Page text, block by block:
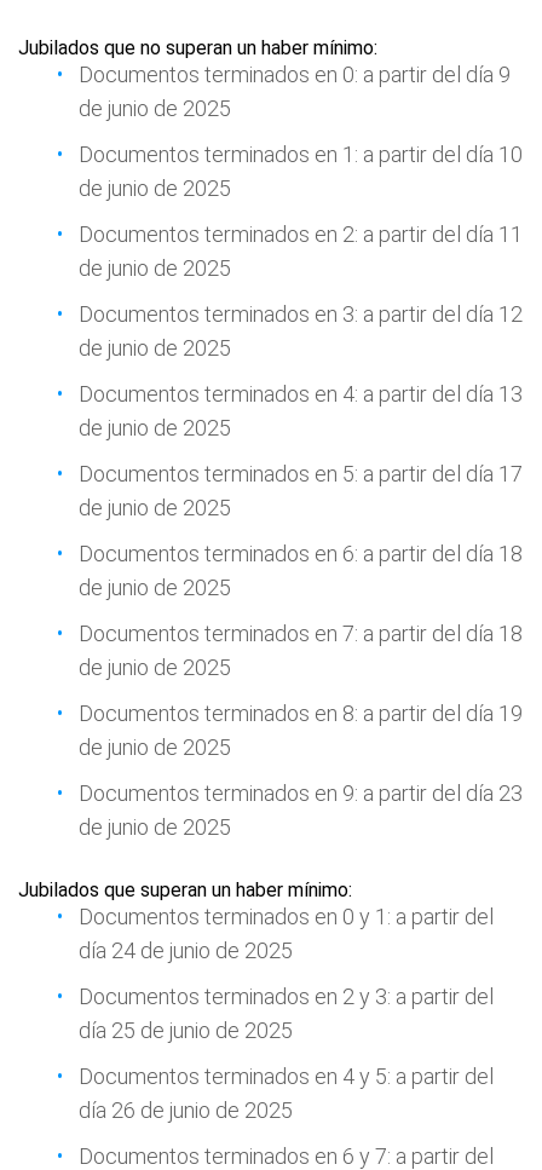
Jubilados que no superan un haber mínimo:
Documentos terminados en 0: a partir del día 9
de junio de 2025
Documentos terminados en 1: a partir del día 10
de junio de 2025
Documentos terminados en 2: a partir del día 11
de junio de 2025
Documentos terminados en 3: a partir del día 12
de junio de 2025
Documentos terminados en 4: a partir del día 13
de junio de 2025
Documentos terminados en 5: a partir del día 17
de junio de 2025
Documentos terminados en 6: a partir del día 18
de junio de 2025
Documentos terminados en 7: a partir del día 18
de junio de 2025
Documentos terminados en 8: a partir del día 19
de junio de 2025
Documentos terminados en 9: a partir del día 23
de junio de 2025
Jubilados que superan un haber mínimo:
Documentos terminados en 0 y 1: a partir del
día 24 de junio de 2025
Documentos terminados en 2 y 3: a partir del
día 25 de junio de 2025
Documentos terminados en 4 y 5: a partir del
día 26 de junio de 2025
Documentos terminados en 6 y 7: a partir del